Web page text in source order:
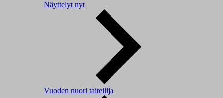
Näyttelyt nyt
Vuoden nuori taiteilija